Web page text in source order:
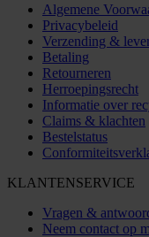
Algemene
Privacybeleid
Verzending &
Betaling
Retourneren
Herroepingsrecht
Informatie over
Claims & klachten
Bestelstatus
KLANTENSERVICE
Vragen &
Neem contact op